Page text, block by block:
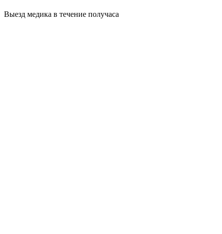
Выезд медика в течение получаса